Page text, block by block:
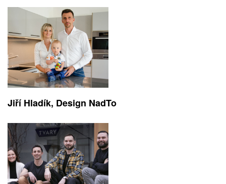
Jiří Hladík, Design NadTo